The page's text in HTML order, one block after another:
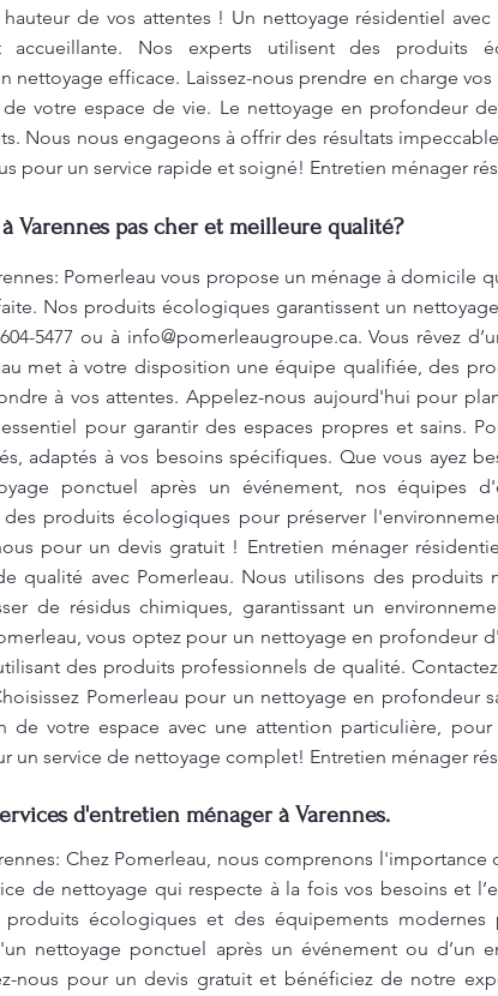
de vos attentes ! Un nettoyage résidentiel avec
Nos experts utilisent des produits
nettoyage efficace. Laissez-nous prendre en charge
votre espace de vie. Le nettoyage en profondeur
Nous nous engageons à offrir des résultats
pour un service rapide et soigné! Entretien ménager
Varennes pas cher et meilleure qualité?
Pomerleau vous propose un ménage à domicile
Nos produits écologiques garantissent un
5477 ou à info@pomerleaugroupe.ca. Vous rêvez
met à votre disposition une équipe qualifiée, des
à vos attentes. Appelez-nous aujourd'hui pour
pour garantir des espaces propres et sains.
adaptés à vos besoins spécifiques. Que vous ayez
ponctuel après un événement, nos équipes
produits écologiques pour préserver
pour un devis gratuit ! Entretien ménager
qualité avec Pomerleau. Nous utilisons des produits
de résidus chimiques, garantissant un
vous optez pour un nettoyage en profondeur
des produits professionnels de qualité.
Pomerleau pour un nettoyage en profondeur
de votre espace avec une attention particulière,
un service de nettoyage complet! Entretien ménager
d'entretien ménager à Varennes.
Chez Pomerleau, nous comprenons
de nettoyage qui respecte à la fois vos besoins et
produits écologiques et des équipements
nettoyage ponctuel après un événement ou d’un
nous pour un devis gratuit et bénéficiez de notre